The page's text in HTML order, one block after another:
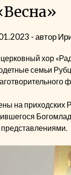
- автор
хор
семьи
на приходских